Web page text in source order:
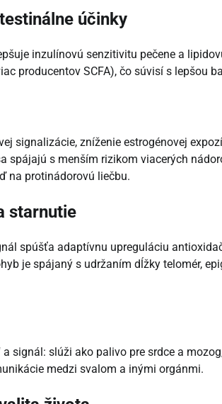
účinky
inzulínovú senzitivitu pečene a
producentov SCFA), čo súvisí s lepšou
signalizácie, zníženie estrogénovej
spájajú s menším rizikom viacerých
na protinádorovú liečbu.
starnutie
spúšťa adaptívnu upreguláciu
je spájaný s udržaním dĺžky telomér,
signál: slúži ako palivo pre srdce a
medzi svalom a inými orgánmi.